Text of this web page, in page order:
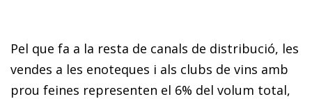
Pel que fa a la resta de canals de distribució, les
vendes a les enoteques i als clubs de vins amb
prou feines representen el 6% del volum total,